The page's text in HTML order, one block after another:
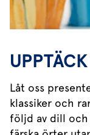
Låt oss
klassiker och
följd av dill och